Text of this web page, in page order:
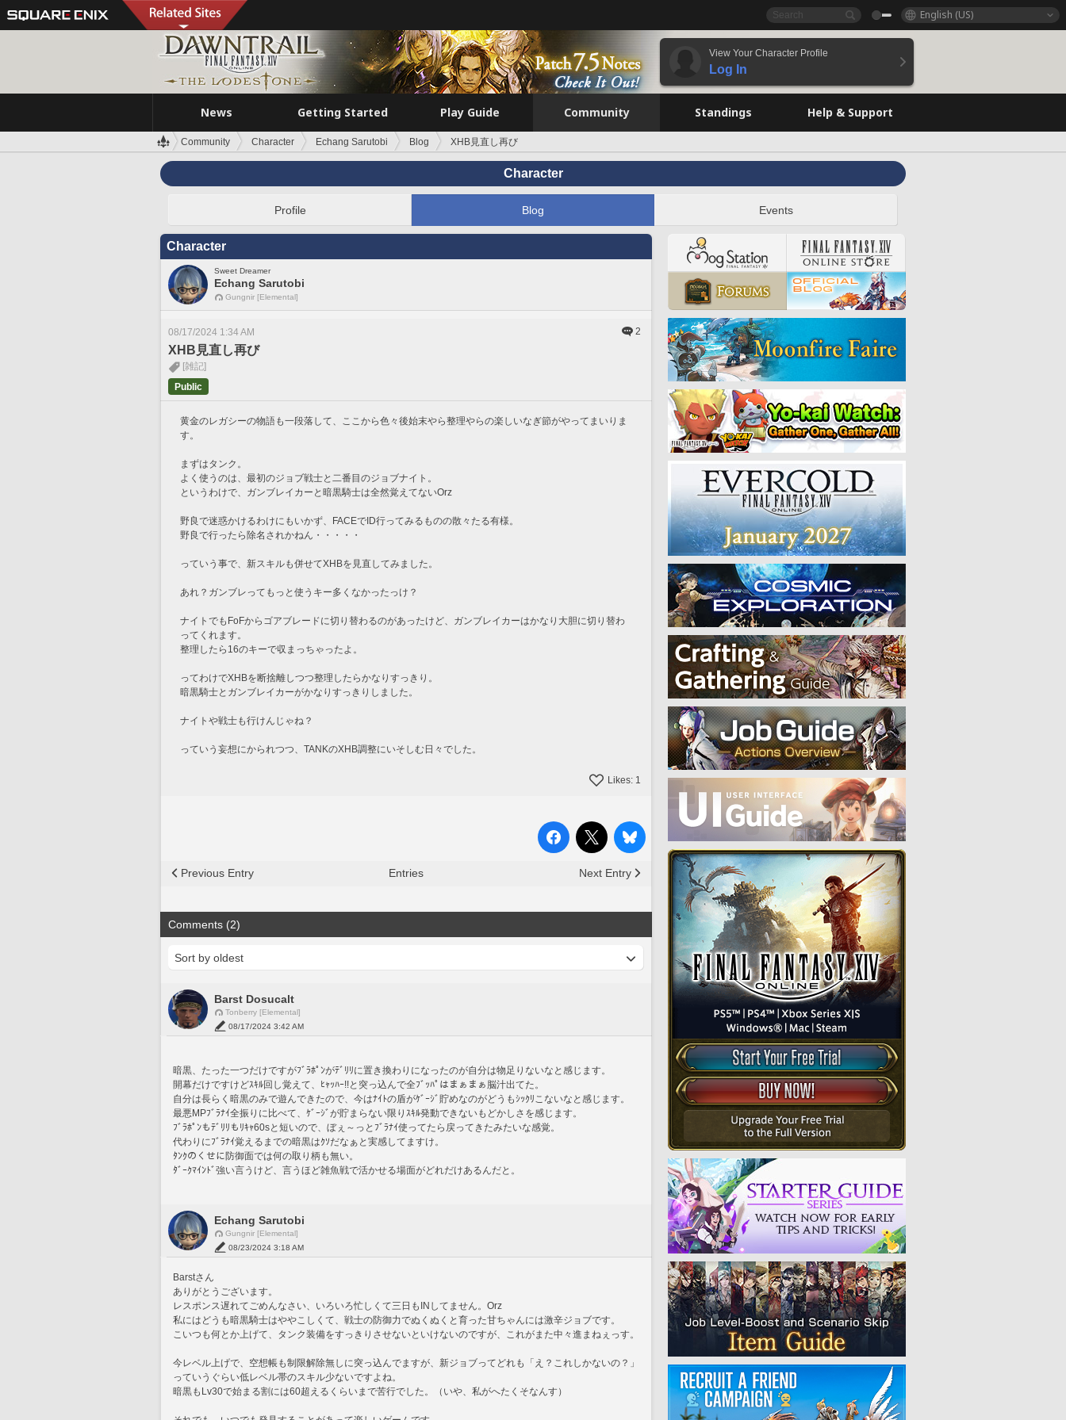
English (US)
View Your Character Profile
Log In
News Getting Started Play Guide Community Standings Help & Support
Community Character Echang Sarutobi Blog XHB見直し再び
Character
Profile Blog Events
Character
Sweet Dreamer
Echang Sarutobi
Gungnir [Elemental]
08/17/2024 1:34 AM 2
XHB見直し再び
[雑記]
Public
黄金のレガシーの物語も一段落して、ここから色々後始末やら整理やらの楽しいなぎ節がやってまいりま
す。
まずはタンク。
よく使うのは、最初のジョブ戦士と二番目のジョブナイト。
というわけで、ガンブレイカーと暗黒騎士は全然覚えてないOrz
野良で迷惑かけるわけにもいかず、FACEでID行ってみるものの散々たる有様。
野良で行ったら除名されかねん・・・・・
っていう事で、新スキルも併せてXHBを見直してみました。
あれ？ガンブレってもっと使うキー多くなかったっけ？
ナイトでもFoFからゴアブレードに切り替わるのがあったけど、ガンブレイカーはかなり大胆に切り替わ
ってくれます。
整理したら16のキーで収まっちゃったよ。
ってわけでXHBを断捨離しつつ整理したらかなりすっきり。
暗黒騎士とガンブレイカーがかなりすっきりしました。
ナイトや戦士も行けんじゃね？
っていう妄想にかられつつ、TANKのXHB調整にいそしむ日々でした。
Likes: 1
Previous Entry Entries Next Entry
Comments (2)
Barst Dosucalt
Tonberry [Elemental]
08/17/2024 3:42 AM
暗黒、たった一つだけですがﾌﾞﾗﾎﾟﾝがﾃﾞﾘﾘに置き換わりになったのが自分は物足りないなと感じます。
開幕だけですけどｽｷﾙ回し覚えて、ﾋｬｯﾊｰ!!と突っ込んで全ﾌﾞｯﾊﾟはまぁまぁ脳汁出てた。
自分は長らく暗黒のみで遊んできたので、今はﾅｲﾄの盾がｹﾞｰｼﾞ貯めなのがどうもｼｯｸﾘこないなと感じます。
最悪MPﾌﾞﾗﾅｲ全振りに比べて、ｹﾞｰｼﾞが貯まらない限りｽｷﾙ発動できないもどかしさを感じます。
ﾌﾞﾗﾎﾟﾝもﾃﾞﾘﾘもﾘｷｬ60sと短いので、ぼぇ～っとﾌﾞﾗﾅｲ使ってたら戻ってきたみたいな感覚。
代わりにﾌﾞﾗﾅｲ覚えるまでの暗黒はｸｿだなぁと実感してますけ。
ﾀﾝｸのくせに防御面では何の取り柄も無い。
ﾀﾞｰｸﾏｲﾝﾄﾞ強い言うけど、言うほど雑魚戦で活かせる場面がどれだけあるんだと。
Echang Sarutobi
Gungnir [Elemental]
08/23/2024 3:18 AM
Barstさん
ありがとうございます。
レスポンス遅れてごめんなさい、いろいろ忙しくて三日もINしてません。Orz
私にはどうも暗黒騎士はややこしくて、戦士の防御力でぬくぬくと育った甘ちゃんには激辛ジョブです。
こいつも何とか上げて、タンク装備をすっきりさせないといけないのですが、これがまた中々進まねぇっす。
今レベル上げで、空想帳も制限解除無しに突っ込んでますが、新ジョブってどれも「え？これしかないの？」
っていうぐらい低レベル帯のスキル少ないですよね。
暗黒もLv30で始まる割には60超えるくらいまで苦行でした。（いや、私がへたくそなんす）